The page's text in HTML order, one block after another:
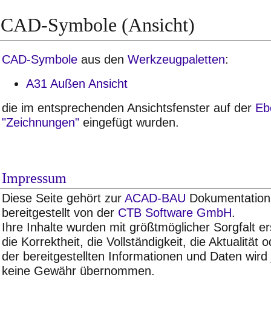
CAD-Symbole (Ansicht)
CAD-Symbole aus den Werkzeugpaletten:
A31 Außen Ansicht
die im entsprechenden Ansichtsfenster auf der
"Zeichnungen" eingefügt wurden.
Impressum
Diese Seite gehört zur ACAD-BAU
bereitgestellt von der CTB Software GmbH.
Ihre Inhalte wurden mit größtmöglicher Sorgfalt
die Korrektheit, die Vollständigkeit, die Aktualität
der bereitgestellten Informationen und Daten wird
keine Gewähr übernommen.